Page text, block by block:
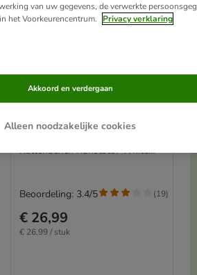
Catit Kattenbench
Kunststof White Tiger
Voyageur Black
L 57 x B 38 x H 31 cm - Catit
Kattenbench Kunststof White
€ 26,99
€ 26,99 / stuk
Beoordeling: 3.4/5 (19)
van uw gegevens, de verwerkte
het Voorkeurencentrum.
Privacy verklaring
Alleen noodzakelijke cookies
Akkoord en verdergaan